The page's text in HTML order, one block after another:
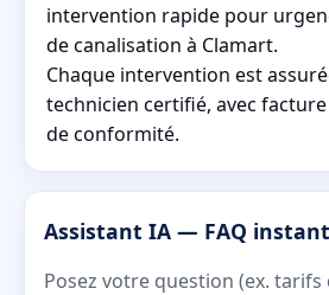
intervention rapide pour
de canalisation à Clamart.
Chaque intervention est
technicien certifié, avec
de conformité.
Assistant IA — FAQ
Posez votre question (ex.